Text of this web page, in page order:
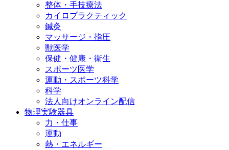
整体・手技療法
カイロプラクティック
鍼灸
マッサージ・指圧
獣医学
保健・健康・衛生
スポーツ医学
運動・スポーツ科学
科学
法人向けオンライン配信
物理実験器具
力・仕事
運動
熱・エネルギー